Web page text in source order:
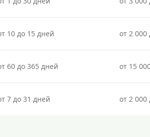
10 до 15 дней от 2 000
60 до 365 дней от 15
7 до 31 дней от 2 000